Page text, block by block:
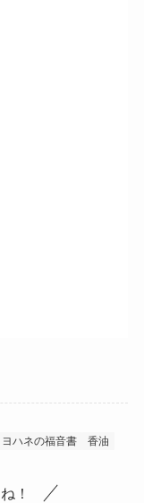
ヨハネの福音書 香油
！